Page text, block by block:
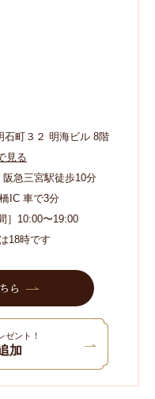
石町３２ 明海ビル 8階
見る
急三宮駅徒歩10分
IC 車で3分
］10:00〜19:00
18時です
ら
ゼント！
加